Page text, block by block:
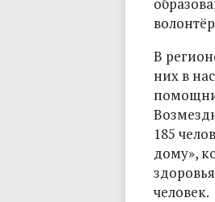
В
них в
185
дому»,
человек.